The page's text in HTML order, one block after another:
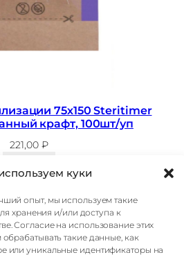
куки
опыт, мы используем такие
хранения и/или доступа к
Согласие на использование этих
такие данные, как
или уникальные идентификаторы на
75х150 Steritimer
крафт, 100шт/уп
221,00 ₽